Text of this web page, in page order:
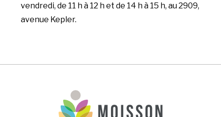
vendredi, de 11 h à 12 h et de 14 h à 15 h, au 2909,
avenue Kepler.